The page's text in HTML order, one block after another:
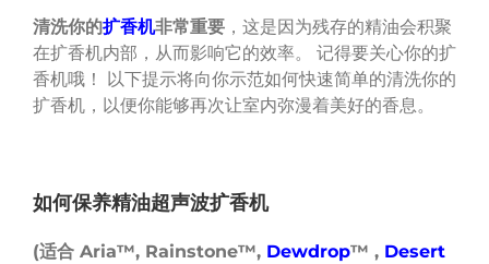
清洗你的扩香机非常重要 ，这是因为残存的精油会积聚
在扩香机内部，从而影响它的效率。 记得要关心你的扩
香机哦！ 以下提示将向你示范如何快速简单的清洗你的
扩香机，以便你能够再次让室内弥漫着美好的香息。
如何保养精油超声波扩香机
(适合 Aria™, Rainstone™, Dewdrop™ , Desert